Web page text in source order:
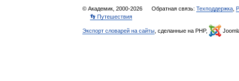
© Академик, 2000-2026 Обратная связь: Техподдержка
👣 Путешествия
Экспорт словарей на сайты , сделанные на PHP,